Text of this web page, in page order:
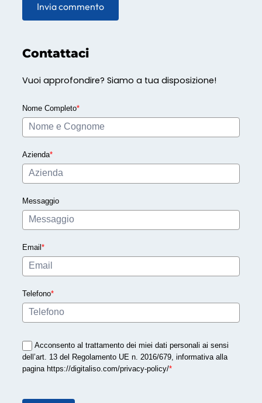
Contattaci
Vuoi approfondire? Siamo a tua disposizione!
Nome Completo*
Azienda*
Messaggio
Email*
Telefono*
Acconsento al trattamento dei miei dati personali ai sensi
dell’art. 13 del Regolamento UE n. 2016/679, informativa alla
pagina https://digitaliso.com/privacy-policy/*